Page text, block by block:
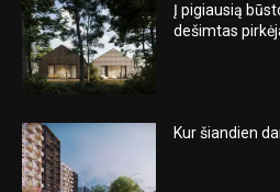
Į pigiausią
dešimtas
Kur šiandien